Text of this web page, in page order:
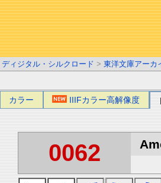
ディジタル・シルクロード > 東洋文庫アーカ
カラー IIIFカラー高解像度
0062